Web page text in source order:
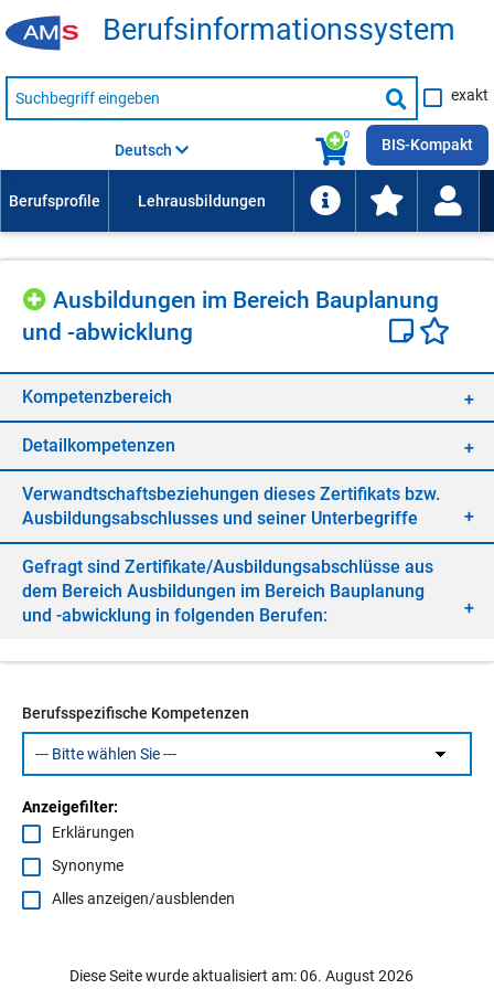
Be­rufs­in­for­ma­ti­ons­sys­tem
Suche
nach
Suche
starten
exakt
0
Deutsch BIS-Kompakt
Aus­bil­dun­gen im Be­reich Bau­pla­nung
und -ab­wick­lung
Kom­pe­tenz­be­reich
De­tail­kom­pe­ten­zen
Ver­wandt­schafts­be­zie­hun­gen die­ses Zer­ti­fi­kats bzw.
Aus­bil­dungs­ab­schlus­ses und sei­ner Un­ter­be­grif­fe
Ge­fragt sind Zer­ti­fi­ka­te/​Aus­bil­dungs­ab­schlüs­se aus
dem Be­reich Aus­bil­dun­gen im Be­reich Bau­pla­nung
und -ab­wick­lung in fol­gen­den Be­ru­fen:
Berufsspezifische Kompetenzen
Anzeigefilter:
Erklärungen
Synonyme
Alles anzeigen/ausblenden
Diese Seite wurde aktualisiert am: 06. August 2026